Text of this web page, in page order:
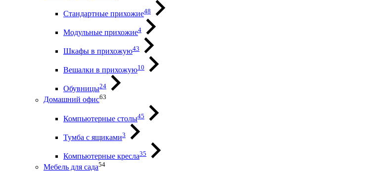
Стандартные прихожие48
Модульные прихожие4
Шкафы в прихожую43
Вешалки в прихожую10
Обувницы24
Домашний офис63
Компьютерные столы45
Тумба с ящиками3
Компьютерные кресла35
Мебель для сада54